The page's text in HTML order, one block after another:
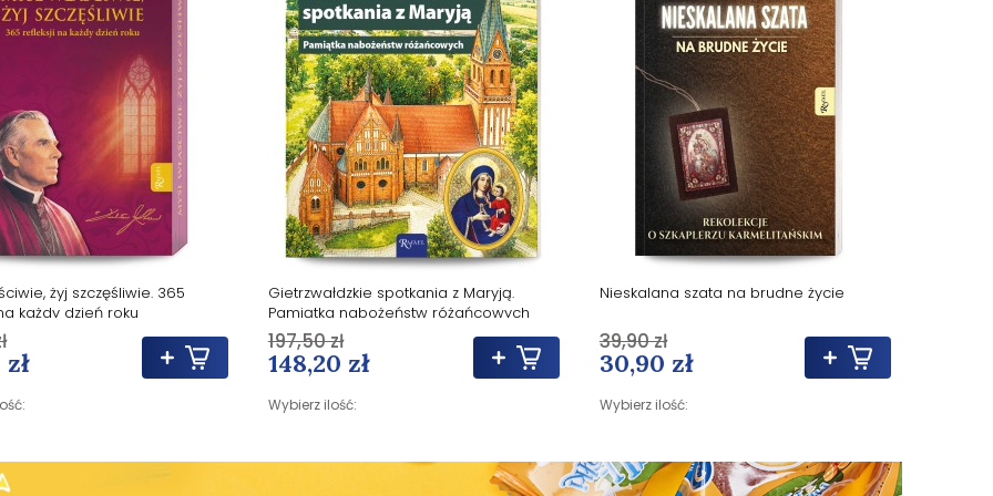
żyj szczęśliwie. 365
każdy dzień roku
Gietrzwałdzkie spotkania z Maryją.
Pamiątka nabożeństw różańcowych
148,20 zł
Wybierz ilość:
197,50 zł
Nieskalana szata na brudne życie
30,90 zł
Wybierz ilość:
39,90 zł